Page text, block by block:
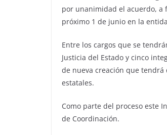
por unanimidad el acuerdo, a
próximo 1 de junio en la
Entre los cargos que se
Justicia del Estado y cinco
de nueva creación que
estatales.
Como parte del proceso este
de Coordinación.